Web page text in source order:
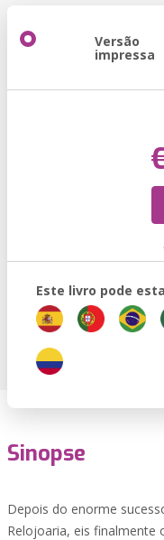
Versão
impressa
Este livro pode
Sinopse
Depois do enorme
Relojoaria, eis finalmente